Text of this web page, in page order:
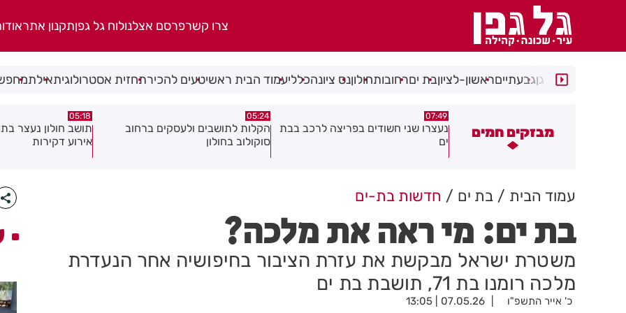
צרו קשרפרסם אצלנולוח גל גפןתקנון אתר
רמת גןגבעתייםראשון-לציוןבת יםרחובותחולוןנס ציונהכלליעמוד הבית ראשיטעים להכירתחזית אסטרולוגיתאילת
מבזקים חמים
נעצרו שני חשודים בפריצה לרכב בבת
05:24
הקלות לתושבים ולעסקים ברחוב
סוקולוב בחולון
05:18
תושב חולון נעצר בתום מרדף בעקבות
אירוע דקירות
08.08.26
תושב חולון נעצר
וגרימת נזק במספר
עמוד הבית בת ים חדשות בת-ים
בת ים: מי ראה את מלכה?
משטרת ישראל מבקשת את עזרת הציבור בחיפושיה אחר הנעדרת
מלכה רומנו בת 71, תושבת בת ים
כ' אייר התשפ"ו 07.05.26 | 13:05